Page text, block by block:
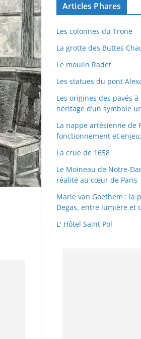
Articles Phares
Les colonnes du Trone
La grotte des Buttes
Le moulin Radet
Les statues du pont
Les origines des pavés
héritage d’un symbole
La nappe artésienne de
fonctionnement et
La crue de 1658
Le Moineau de Notre-
réalité au cœur de Paris
Marie van Goethem : la
Degas, entre lumière et
L' Hôtel Saint Pol